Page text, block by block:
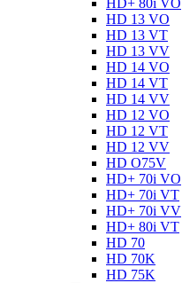
HD 13 VO
HD 13 VT
HD 13 VV
HD 14 VO
HD 14 VT
HD 14 VV
HD 12 VO
HD 12 VT
HD 12 VV
HD O75V
HD+ 70i VO
HD+ 70i VT
HD+ 70i VV
HD+ 80i VT
HD 70
HD 70K
HD 75K